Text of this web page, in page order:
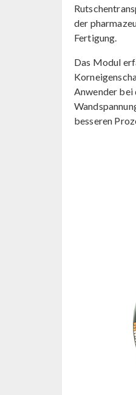
der
Fertigung.
Das Modul
Anwender
besseren